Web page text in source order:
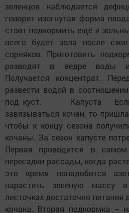
зеленцов наблюдается
говорит изогнутая форма
стоит подкормить ещё и
всего будет зола после
сорняков. Приготовить
разводят в ведре воды и
Получается концентрат.
развести водой в
под куст. Капуста Если
завязываться кочан, то
чтобы к концу сезона
кочаны. За сезон капусте
Первая проводится в
пересадки рассады, когда
это время понадобится
нарастить зелёную массу
листочках достаточно питания
кочана. Вторая подкормка –